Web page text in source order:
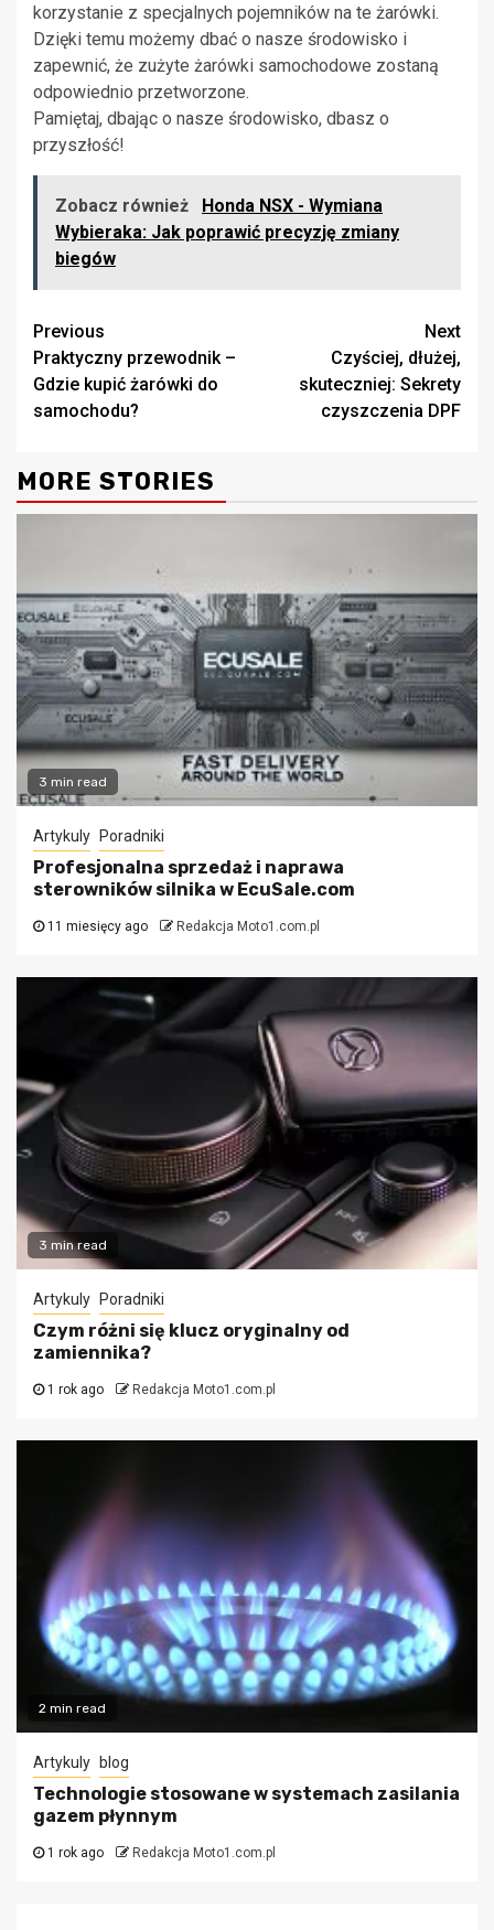
korzystanie z specjalnych pojemników na te żarówki.
Dzięki temu możemy dbać o nasze środowisko i
zapewnić, że zużyte żarówki samochodowe zostaną
odpowiednio przetworzone.
Pamiętaj, dbając o nasze środowisko, dbasz o
przyszłość!
Zobacz również
Honda NSX - Wymiana
Wybieraka: Jak poprawić precyzję zmiany
biegów
Continue
Reading
Previous
Praktyczny przewodnik –
Gdzie kupić żarówki do
samochodu?
Next
Czyściej, dłużej,
skuteczniej: Sekrety
czyszczenia DPF
MORE STORIES
3 min read
Artykuly Poradniki
Profesjonalna sprzedaż i naprawa
sterowników silnika w EcuSale.com
11 miesięcy ago Redakcja Moto1.com.pl
3 min read
Artykuly Poradniki
Czym różni się klucz oryginalny od
zamiennika?
1 rok ago Redakcja Moto1.com.pl
2 min read
Artykuly blog
Technologie stosowane w systemach zasilania
gazem płynnym
1 rok ago Redakcja Moto1.com.pl